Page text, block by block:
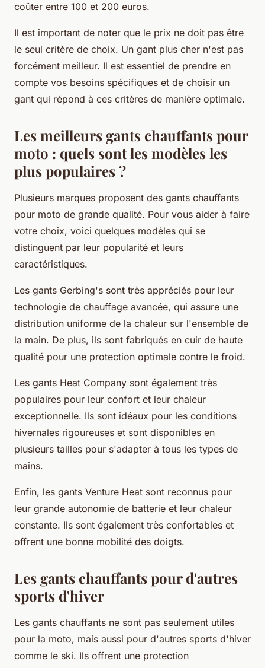
coûter entre 100 et 200 euros.
Il est important de noter que le prix ne doit pas être
le seul critère de choix. Un gant plus cher n'est pas
forcément meilleur. Il est essentiel de prendre en
compte vos besoins spécifiques et de choisir un
gant qui répond à ces critères de manière optimale.
Les meilleurs gants chauffants pour
moto : quels sont les modèles les
plus populaires ?
Plusieurs marques proposent des gants chauffants
pour moto de grande qualité. Pour vous aider à faire
votre choix, voici quelques modèles qui se
distinguent par leur popularité et leurs
caractéristiques.
Les gants Gerbing's sont très appréciés pour leur
technologie de chauffage avancée, qui assure une
distribution uniforme de la chaleur sur l'ensemble de
la main. De plus, ils sont fabriqués en cuir de haute
qualité pour une protection optimale contre le froid.
Les gants Heat Company sont également très
populaires pour leur confort et leur chaleur
exceptionnelle. Ils sont idéaux pour les conditions
hivernales rigoureuses et sont disponibles en
plusieurs tailles pour s'adapter à tous les types de
mains.
Enfin, les gants Venture Heat sont reconnus pour
leur grande autonomie de batterie et leur chaleur
constante. Ils sont également très confortables et
offrent une bonne mobilité des doigts.
Les gants chauffants pour d'autres
sports d'hiver
Les gants chauffants ne sont pas seulement utiles
pour la moto, mais aussi pour d'autres sports d'hiver
comme le ski. Ils offrent une protection